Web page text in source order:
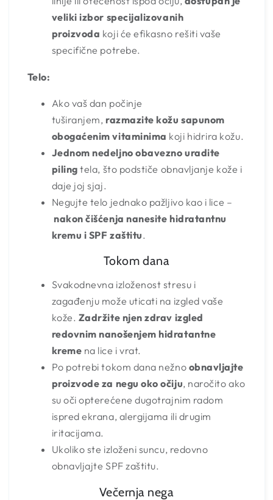
veliki izbor specijalizovanih
proizvoda koji će efikasno rešiti vaše
specifične potrebe.
Telo:
Ako vaš dan počinje
tuširanjem, razmazite kožu sapunom
obogaćenim vitaminima koji hidrira kožu.
Jednom nedeljno obavezno uradite
piling tela, što podstiče obnavljanje kože i
daje joj sjaj.
Negujte telo jednako pažljivo kao i lice –
nakon čišćenja nanesite hidratantnu
kremu i SPF zaštitu.
Tokom dana
Svakodnevna izloženost stresu i
zagađenju može uticati na izgled vaše
kože. Zadržite njen zdrav izgled
redovnim nanošenjem hidratantne
kreme na lice i vrat.
Po potrebi tokom dana nežno obnavljajte
proizvode za negu oko očiju, naročito ako
su oči opterećene dugotrajnim radom
ispred ekrana, alergijama ili drugim
iritacijama.
Ukoliko ste izloženi suncu, redovno
obnavljajte SPF zaštitu.
Večernja nega